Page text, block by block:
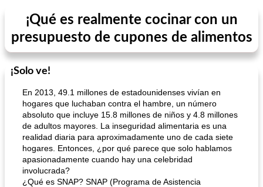
¡Qué es realmente cocinar con un
presupuesto de cupones de alimentos
¡Solo ve!
En 2013, 49.1 millones de estadounidenses vivían en
hogares que luchaban contra el hambre, un número
absoluto que incluye 15.8 millones de niños y 4.8 millones
de adultos mayores. La inseguridad alimentaria es una
realidad diaria para aproximadamente uno de cada siete
hogares. Entonces, ¿por qué parece que solo hablamos
apasionadamente cuando hay una celebridad
involucrada?
¿Qué es SNAP? SNAP (Programa de Asistencia